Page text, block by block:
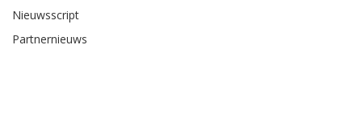
Nieuwsscript
Partnernieuws